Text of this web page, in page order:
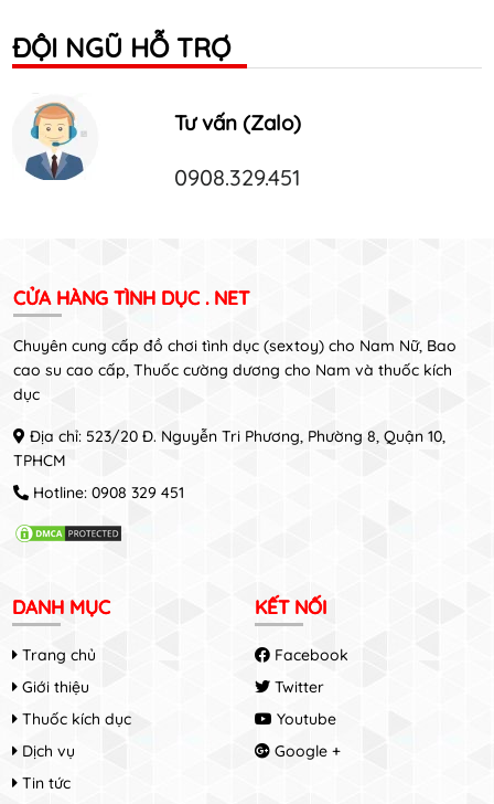
ĐỘI NGŨ HỖ TRỢ
Tư vấn (Zalo)
0908.329.451
CỬA HÀNG TÌNH DỤC . NET
Chuyên cung cấp đồ chơi tình dục (sextoy) cho Nam Nữ, Bao
cao su cao cấp, Thuốc cường dương cho Nam và thuốc kích
dục
Địa chỉ: 523/20 Đ. Nguyễn Tri Phương, Phường 8, Quận 10,
TPHCM
Hotline: 0908 329 451
DANH MỤC
Trang chủ
Giới thiệu
Thuốc kích dục
Dịch vụ
Tin tức
KẾT NỐI
Facebook
Twitter
Youtube
Google +